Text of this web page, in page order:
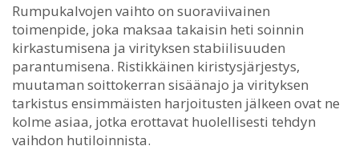
Rumpukalvojen vaihto on suoraviivainen
toimenpide, joka maksaa takaisin heti soinnin
kirkastumisena ja virityksen stabiilisuuden
parantumisena. Ristikkäinen kiristysjärjestys,
muutaman soittokerran sisäänajo ja virityksen
tarkistus ensimmäisten harjoitusten jälkeen ovat ne
kolme asiaa, jotka erottavat huolellisesti tehdyn
vaihdon hutiloinnista.